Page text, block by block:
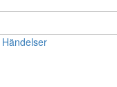
Händelser